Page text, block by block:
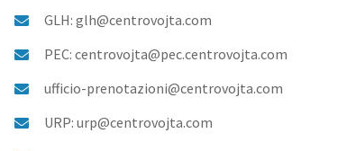
GLH: glh@centrovojta.com
PEC: centrovojta@pec.centrovojta.com
ufficio-prenotazioni@centrovojta.com
URP: urp@centrovojta.com